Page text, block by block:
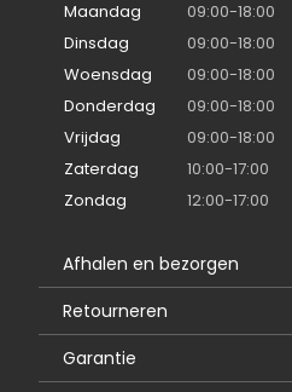
Maandag
09:00-18:00
Dinsdag
09:00-18:00
Woensdag
09:00-18:00
Donderdag
09:00-18:00
Vrijdag
09:00-18:00
Zaterdag
10:00-17:00
Zondag
12:00-17:00
Afhalen en bezorgen
Retourneren
Garantie